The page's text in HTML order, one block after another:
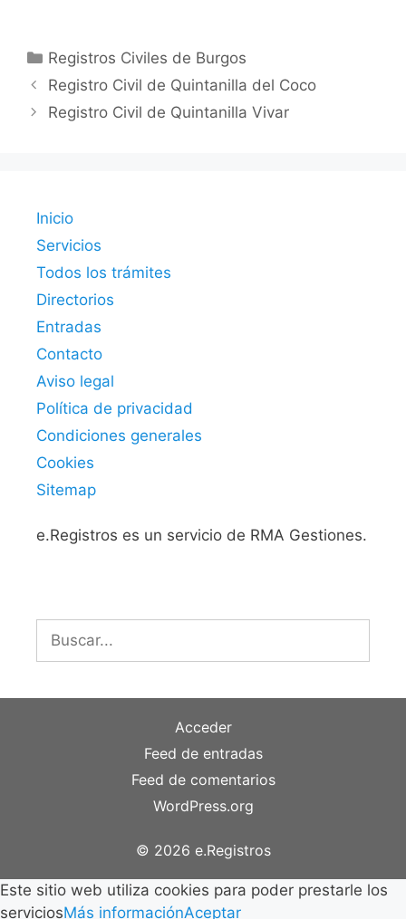
Categorías
Registros Civiles de Burgos
Registro Civil de Quintanilla del Coco
Registro Civil de Quintanilla Vivar
Inicio
Servicios
Todos los trámites
Directorios
Entradas
Contacto
Aviso legal
Política de privacidad
Condiciones generales
Cookies
Sitemap
e.Registros es un servicio de RMA Gestiones.
Buscar:
Acceder
Feed de entradas
Feed de comentarios
WordPress.org
© 2026 e.Registros
Este sitio web utiliza cookies para poder prestarle los
serviciosMás informaciónAceptar